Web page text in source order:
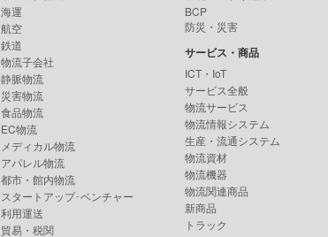
海運
航空
鉄道
物流子会社
静脈物流
災害物流
食品物流
EC物流
メディカル物流
アパレル物流
都市・館内物流
スタートアップ･ベンチャー
利用運送
貿易・税関
BCP
防災・災害
サービス・商品
ICT・IoT
サービス全般
物流サービス
物流情報システム
生産・流通システム
物流資材
物流機器
物流関連商品
新商品
トラック